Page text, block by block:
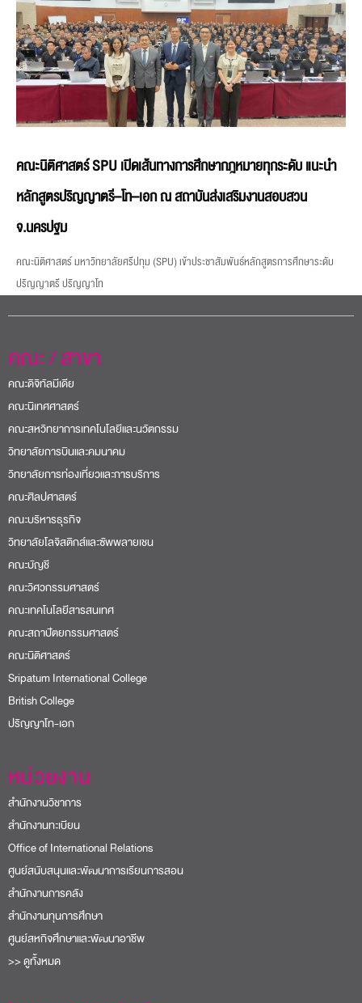
คณะนิติศาสตร์ SPU เปิดเส้นทางการศึกษากฎหมายทุกระดับ แนะนำ
หลักสูตรปริญญาตรี–โท–เอก ณ สถาบันส่งเสริมงานสอบสวน
จ.นครปฐม
คณะนิติศาสตร์ มหาวิทยาลัยศรีปทุม (SPU) เข้าประชาสัมพันธ์หลักสูตรการศึกษาระดับ
ปริญญาตรี ปริญญาโท
คณะ / สาขา
คณะดิจิทัลมีเดีย
คณะนิเทศศาสตร์
คณะสหวิทยาการเทคโนโลยีและนวัตกรรม
วิทยาลัยการบินและคมนาคม
วิทยาลัยการท่องเที่ยวและการบริการ
คณะศิลปศาสตร์
คณะบริหารธุรกิจ
วิทยาลัยโลจิสติกส์และซัพพลายเชน
คณะบัญชี
คณะวิศวกรรมศาสตร์
คณะเทคโนโลยีสารสนเทศ
คณะสถาปัตยกรรมศาสตร์
คณะนิติศาสตร์
Sripatum International College
British College
ปริญญาโท-เอก
หน่วยงาน
สำนักงานวิชาการ
สำนักงานทะเบียน
Office of International Relations
ศูนย์สนับสนุนและพัฒนาการเรียนการสอน
สำนักงานการคลัง
สำนักงานทุนการศึกษา
ศูนย์สหกิจศึกษาและพัฒนาอาชีพ
>> ดูทั้งหมด